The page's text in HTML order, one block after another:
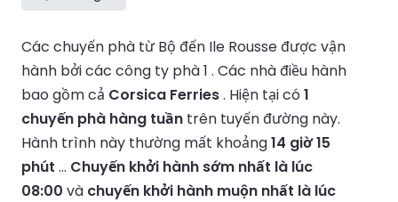
Các chuyến phà từ Bộ đến Ile Rousse được vận
hành bởi các công ty phà 1 . Các nhà điều hành
bao gồm cả Corsica Ferries. Hiện tại có 1
chuyến phà hàng tuần trên tuyến đường này.
Hành trình này thường mất khoảng14 giờ 15
phút ... Chuyến khởi hành sớm nhất là lúc
08:00 và chuyến khởi hành muộn nhất là lúc